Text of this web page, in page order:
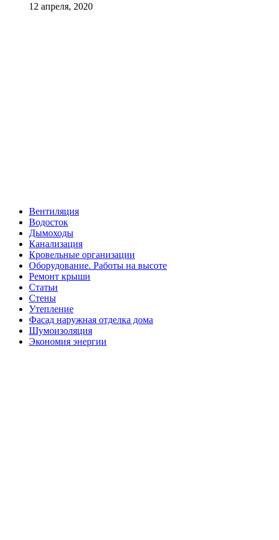
12 апреля, 2020
Вентиляция
Водосток
Дымоходы
Канализация
Кровельные организации
Оборудование. Работы на высоте
Ремонт крыши
Статьи
Стены
Утепление
Фасад наружная отделка дома
Шумоизоляция
Экономия энергии